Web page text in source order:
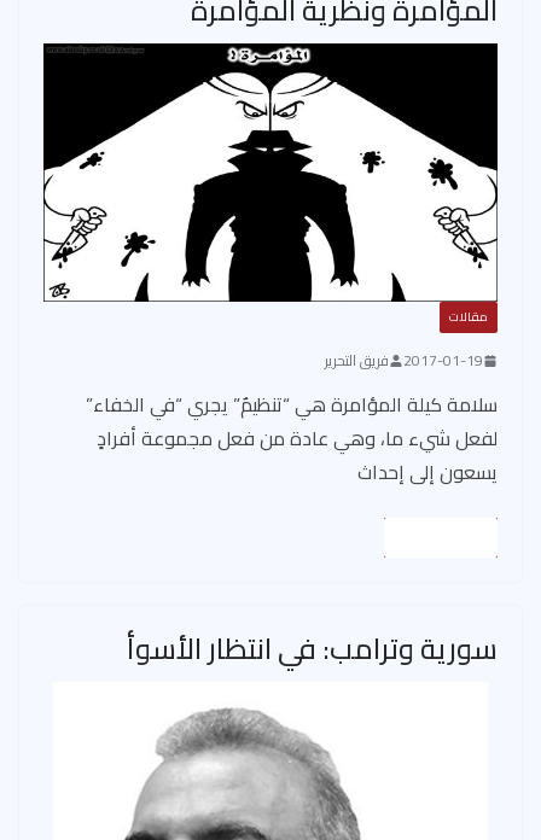
مقالات
2017-01-19 فريق التحرير
سلامة كيلة المؤامرة هي “تنظيمٌ” يجري “في الخفاء”
لفعل شيء ما، وهي عادة من فعل مجموعة أفرادٍ
يسعون إلى إحداث
سورية وترامب: في انتظار الأسوأ